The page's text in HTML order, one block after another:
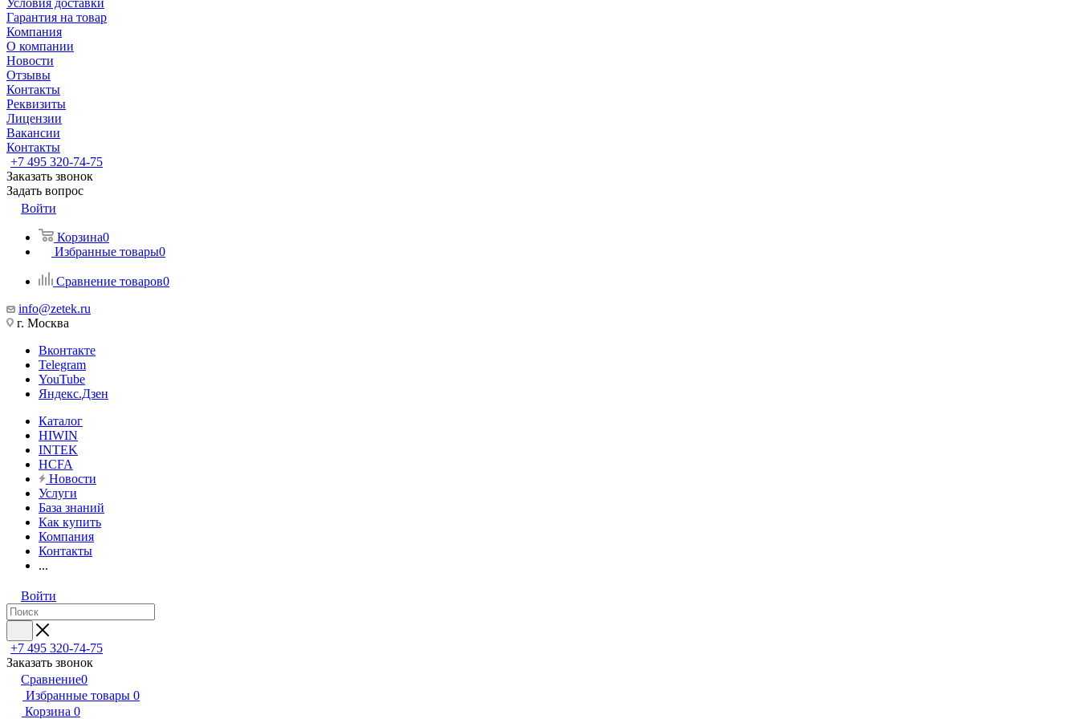
Условия доставки
Гарантия на товар
Компания
О компании
Новости
Отзывы
Контакты
Реквизиты
Лицензии
Вакансии
Контакты
+7 495 320-74-75
Заказать звонок
Задать вопрос
Войти
Корзина0
Избранные товары0
Сравнение товаров0
info@zetek.ru
г. Москва
Вконтакте
Telegram
YouTube
Яндекс.Дзен
Каталог
HIWIN
INTEK
HCFA
Новости
Услуги
База знаний
Как купить
Компания
Контакты
...
Войти
+7 495 320-74-75
Заказать звонок
Сравнение0
Избранные товары 0
Корзина 0